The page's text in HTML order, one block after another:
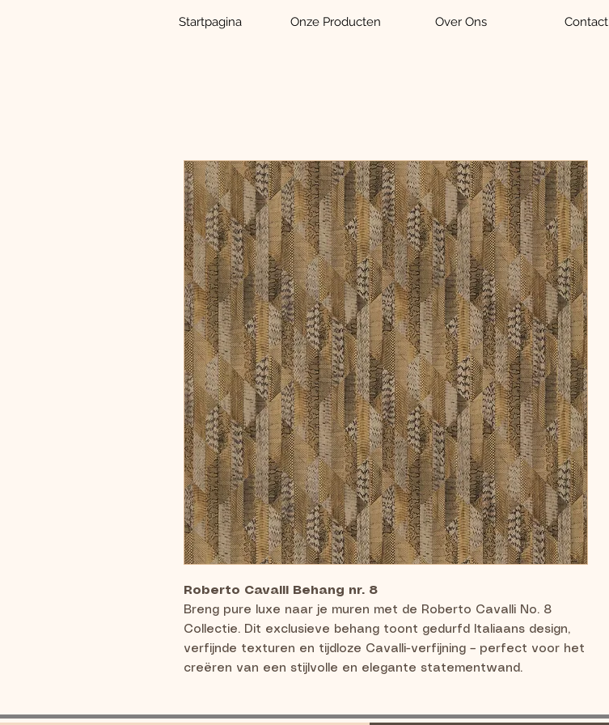
Startpagina Onze Producten Over Ons Contact
Roberto Cavalli Behang nr. 8
Breng pure luxe naar je muren met de Roberto Cavalli No. 8
Collectie. Dit exclusieve behang toont gedurfd Italiaans design,
verfijnde texturen en tijdloze Cavalli-verfijning – perfect voor het
creëren van een stijlvolle en elegante statementwand.